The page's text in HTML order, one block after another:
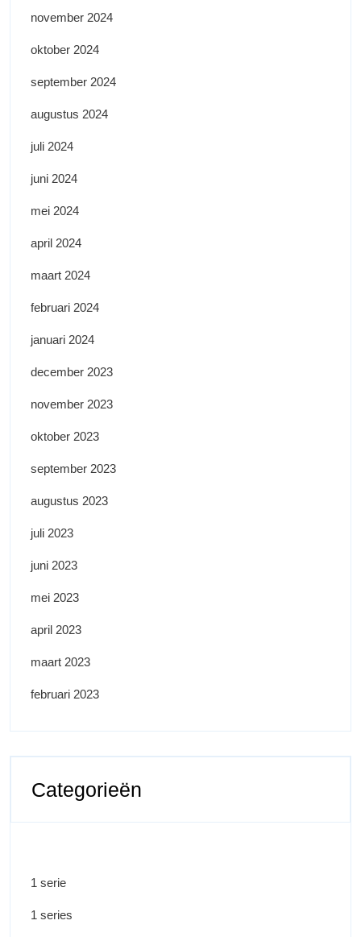
november 2024
oktober 2024
september 2024
augustus 2024
juli 2024
juni 2024
mei 2024
april 2024
maart 2024
februari 2024
januari 2024
december 2023
november 2023
oktober 2023
september 2023
augustus 2023
juli 2023
juni 2023
mei 2023
april 2023
maart 2023
februari 2023
Categorieën
1 serie
1 series